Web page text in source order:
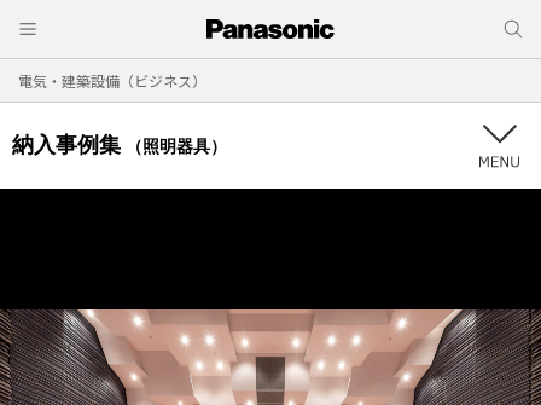
電気・建築設備（ビジネス）
納入事例集 （照明器具）